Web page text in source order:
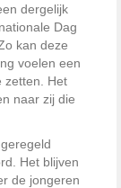
dergelijk
Dag
kan deze
voelen een
zetten. Het
naar zij die
Het blijven
de jongeren